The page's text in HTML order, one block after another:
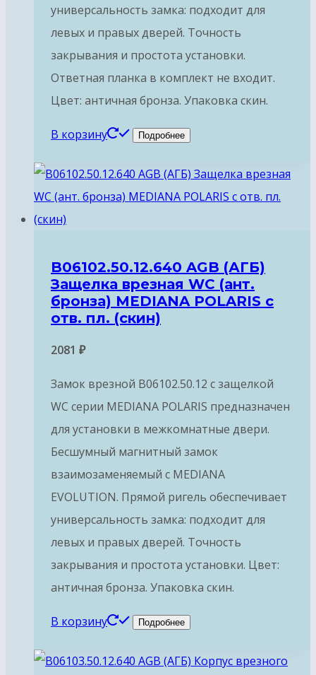
универсальность замка: подходит для
левых и правых дверей. Точность
закрывания и простота установки.
Ответная планка в комплект не входит.
Цвет: античная бронза. Упаковка скин.
В корзину Подробнее
B06102.50.12.640 AGB (АГБ)
Защелка врезная WC (ант.
бронза) MEDIANA POLARIS с
отв. пл. (скин)
2081 ₽
Замок врезной B06102.50.12 с защелкой
WC серии MEDIANA POLARIS предназначен
для установки в межкомнатные двери.
Бесшумный магнитный замок
взаимозаменяемый с MEDIANA
EVOLUTION. Прямой ригель обеспечивает
универсальность замка: подходит для
левых и правых дверей. Точность
закрывания и простота установки. Цвет:
античная бронза. Упаковка скин.
В корзину Подробнее